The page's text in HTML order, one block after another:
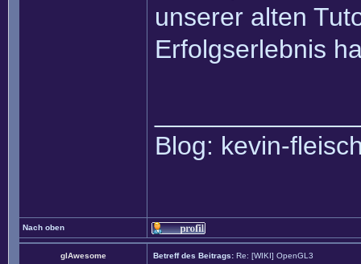
unserer alten
Erfolgserlebnis
Blog: kevin-
Nach oben
glAwesome Betreff des Beitrags: Re: [WIKI] OpenGL3